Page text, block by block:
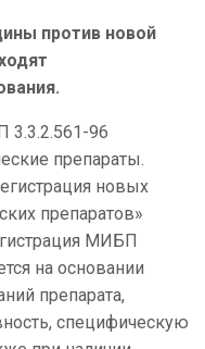
против новой
3.3.2.561-96
препараты.
новых
препаратов»
МИБП
на основании
препарата,
специфическую